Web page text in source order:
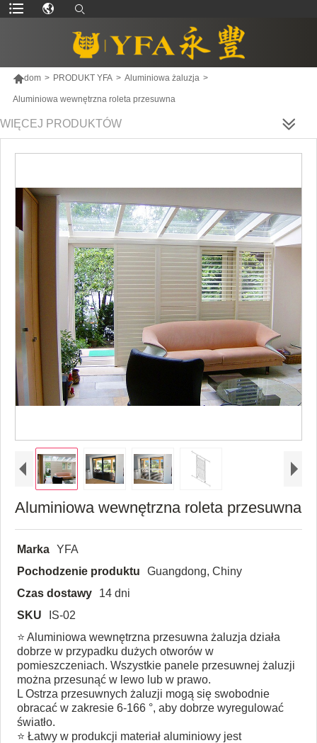
dom > PRODUKT YFA > Aluminiowa żaluzja >
Aluminiowa wewnętrzna roleta przesuwna
WIĘCEJ PRODUKTÓW
Aluminiowa wewnętrzna roleta przesuwna
Marka YFA
Pochodzenie produktu
Guangdong, Chiny
Czas dostawy
14 dni
SKU
IS-02
⭐ Aluminiowa wewnętrzna przesuwna żaluzja działa
dobrze w przypadku dużych otworów w
pomieszczeniach. Wszystkie panele przesuwnej żaluzji
można przesunąć w lewo lub w prawo.
L Ostrza przesuwnych żaluzji mogą się swobodnie
obracać w zakresie 6-166 °, aby dobrze wyregulować
światło.
⭐ Łatwy w produkcji materiał aluminiowy jest